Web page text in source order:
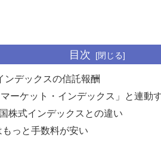
目次
ンデックスの信託報酬
マーケット・インデックス」と連動
株式インデックスとの違い
っと手数料が安い